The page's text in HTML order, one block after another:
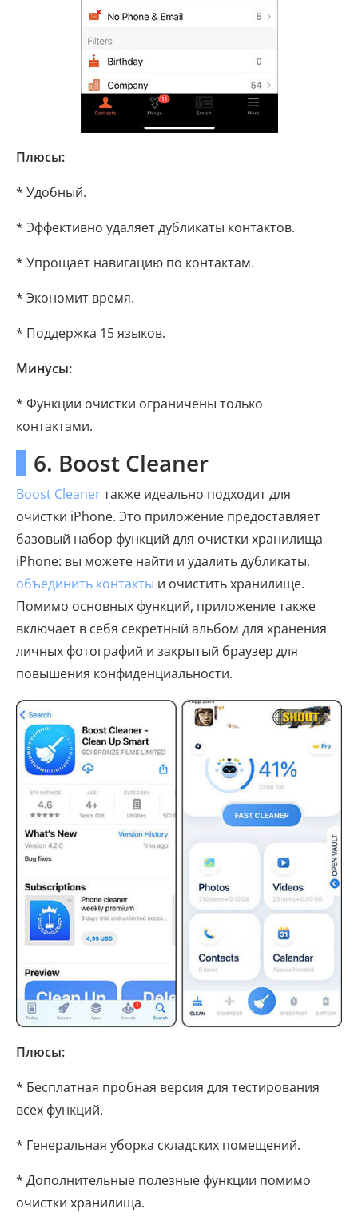
Плюсы:
* Удобный.
* Эффективно удаляет дубликаты контактов.
* Упрощает навигацию по контактам.
* Экономит время.
* Поддержка 15 языков.
Минусы:
* Функции очистки ограничены только
контактами.
6. Boost Cleaner
Boost Cleanerтакже идеально подходит для
очистки iPhone. Это приложение предоставляет
базовый набор функций для очистки хранилища
iPhone: вы можете найти и удалить дубликаты,
объединить контакты и очистить хранилище.
Помимо основных функций, приложение также
включает в себя секретный альбом для хранения
личных фотографий и закрытый браузер для
повышения конфиденциальности.
Плюсы:
* Бесплатная пробная версия для тестирования
всех функций.
* Генеральная уборка складских помещений.
* Дополнительные полезные функции помимо
очистки хранилища.